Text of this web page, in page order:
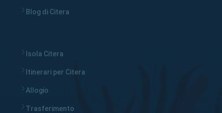
Blog di Citera
Isola Citera
Itinerari per Citera
Allogio
Trasferimento